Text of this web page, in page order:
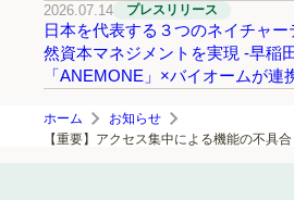
2026.07.14 プレスリリース
日本を代表する３つのネイチャ
然資本マネジメントを実現 -早稲
「ANEMONE」×バイオームが連
ホーム
お知らせ